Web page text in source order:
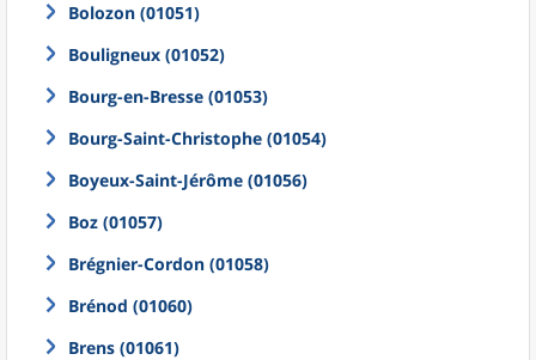
Bolozon (01051)
Bouligneux (01052)
Bourg-en-Bresse (01053)
Bourg-Saint-Christophe (01054)
Boyeux-Saint-Jérôme (01056)
Boz (01057)
Brégnier-Cordon (01058)
Brénod (01060)
Brens (01061)